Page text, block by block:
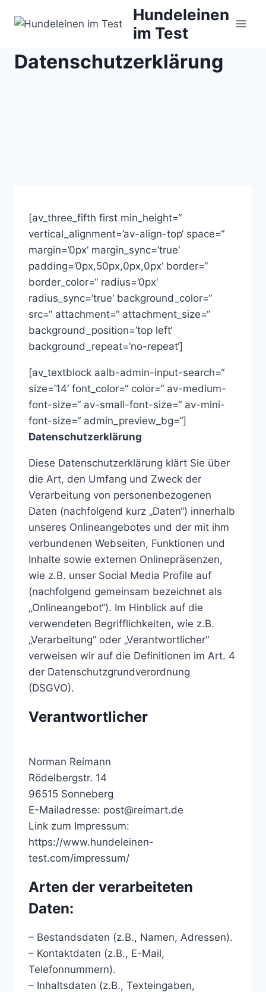
Inhalt
Hundeleinen
im Test
Datenschutzerklärung
[av_three_fifth first min_height=“
vertical_alignment=’av-align-top‘ space=“
margin=’0px‘ margin_sync=’true‘
padding=’0px,50px,0px,0px‘ border=“
border_color=“ radius=’0px‘
radius_sync=’true‘ background_color=“
src=“ attachment=“ attachment_size=“
background_position=’top left‘
background_repeat=’no-repeat‘]
[av_textblock aalb-admin-input-search=“
size=’14‘ font_color=“ color=“ av-medium-
font-size=“ av-small-font-size=“ av-mini-
font-size=“ admin_preview_bg=“]
Datenschutzerklärung
Diese Datenschutzerklärung klärt Sie über
die Art, den Umfang und Zweck der
Verarbeitung von personenbezogenen
Daten (nachfolgend kurz „Daten“) innerhalb
unseres Onlineangebotes und der mit ihm
verbundenen Webseiten, Funktionen und
Inhalte sowie externen Onlinepräsenzen,
wie z.B. unser Social Media Profile auf
(nachfolgend gemeinsam bezeichnet als
„Onlineangebot“). Im Hinblick auf die
verwendeten Begrifflichkeiten, wie z.B.
„Verarbeitung“ oder „Verantwortlicher“
verweisen wir auf die Definitionen im Art. 4
der Datenschutzgrundverordnung
(DSGVO).
Verantwortlicher
Norman Reimann
Rödelbergstr. 14
96515 Sonneberg
E-Mailadresse: post@reimart.de
Link zum Impressum:
https://www.hundeleinen-
test.com/impressum/
Arten der verarbeiteten
Daten:
– Bestandsdaten (z.B., Namen, Adressen).
– Kontaktdaten (z.B., E-Mail,
Telefonnummern).
– Inhaltsdaten (z.B., Texteingaben,